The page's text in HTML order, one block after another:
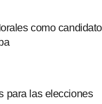
como candidato
para las elecciones